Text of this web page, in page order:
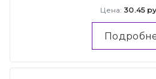
Цена: 30.45